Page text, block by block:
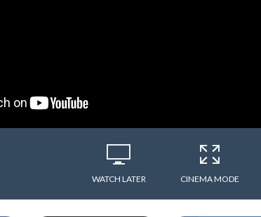
WATCH LATER CINEMA MODE